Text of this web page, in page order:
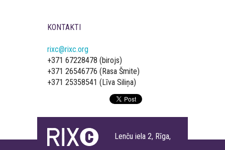
KONTAKTI
rixc@rixc.org
+371 67228478 (birojs)
+371 26546776 (Rasa Šmite)
+371 25358541 (Līva Siliņa)
Lenču iela 2, Rīga,